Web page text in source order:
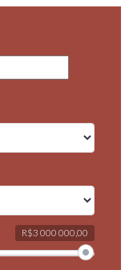
R$3 000 000,00